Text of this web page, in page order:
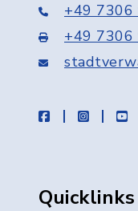
+49
+49
facebookinstagram
Quicklinks